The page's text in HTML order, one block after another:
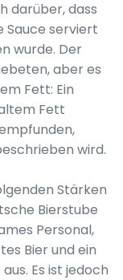
darüber, dass
Sauce serviert
wurde. Der
aber es
Fett: Ein
Fett
wird.
Stärken
Bierstube
Personal,
Bier und ein
Es ist jedoch